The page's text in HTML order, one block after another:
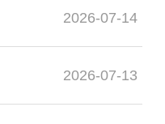
2026-07-14
2026-07-13